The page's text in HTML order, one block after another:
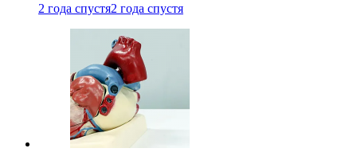
2 года спустя2 года спустя